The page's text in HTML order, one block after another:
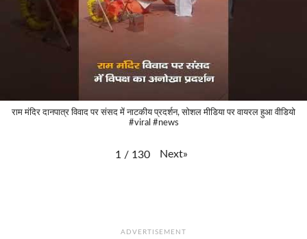
राम मंदिर दानपात्र विवाद पर संसद में नाटकीय प्रदर्शन, सोशल मीडिया पर वायरल हुआ वीडियो
#viral #news
1 / 130 Next»
ADVERTISEMENT